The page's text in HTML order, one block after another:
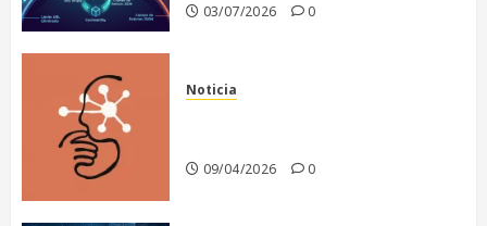
03/07/2026 0
Noticia
09/04/2026 0